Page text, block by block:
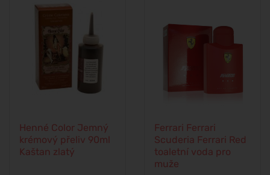
Henné Color Jemný
krémový přeliv 90ml
Kaštan zlatý
Ferrari Ferrari
Scuderia Ferrari Red
toaletní voda pro
muže